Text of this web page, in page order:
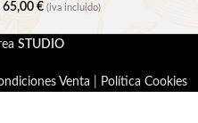
65,00 € (iva incluido)
STUDIO
Venta Política Cookies